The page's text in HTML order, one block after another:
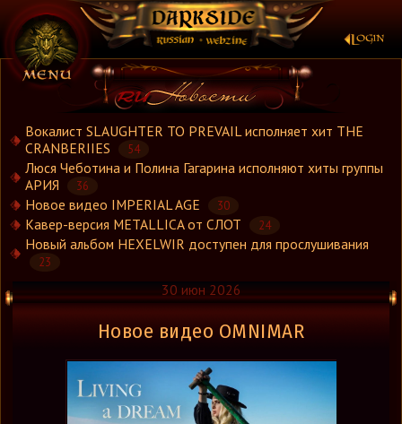
×
Новости.Рус
Видео
Концерты
Группы
Рецензии
Интервью
Стили
Графика
Вокалист SLAUGHTER TO PREVAIL исполняет хит THE
CRANBERIIES
54
Люся Чеботина и Полина Гагарина исполняют хиты группы
АРИЯ
36
Новое видео IMPERIAL AGE 30
Кавер-версия METALLICA от СЛОТ 24
Новый альбом HEXELWIR доступен для прослушивания
23
30 июн 2026
Новое видео OMNIMAR